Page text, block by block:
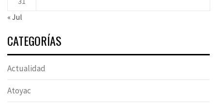
« Jul
CATEGORÍAS
Actualidad
Atoyac